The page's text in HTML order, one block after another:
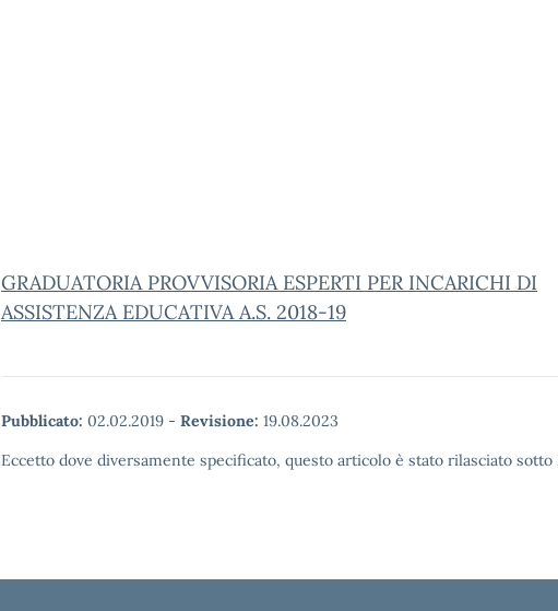
GRADUATORIA PROVVISORIA ESPERTI PER INCARICHI DI
ASSISTENZA EDUCATIVA A.S. 2018-19
Pubblicato: 02.02.2019 - Revisione: 19.08.2023
Eccetto dove diversamente specificato, questo articolo è stato rilasciato